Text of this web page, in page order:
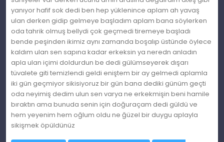
yanıyor hafif sok dedi ben hep yüklenince aplam ah yavaş
ulan derken gidip gelmeye başladım aplam bana söylerken
oda tahrik olmuş bellydi çok geçmedi tiremeye başladı
bende peşinden ikimiz aynı zamanda boşalıp üstünde öylece
kaldım ulan sen sapına kadar erkeksin ya neredn anladın
apla ulan içimi doldurdun be dedi gülümseyerek dışarı
tüvalete giti temizlendi geldi eniştem bir ay gelmedi aplamla
iki gün geçmiyor sikisiyoruz bir gün bana dediki günüm geçti
oda neyimiş dedim ulun sen varya ne erkekmişin beni hamile
bıraktın ama bunuda senin için doğuraçam dedi güldü ve
hem yeyenim hem oğlum oldu ne ğüzel bir duygu aplayla
sikişmek öpüldünüz